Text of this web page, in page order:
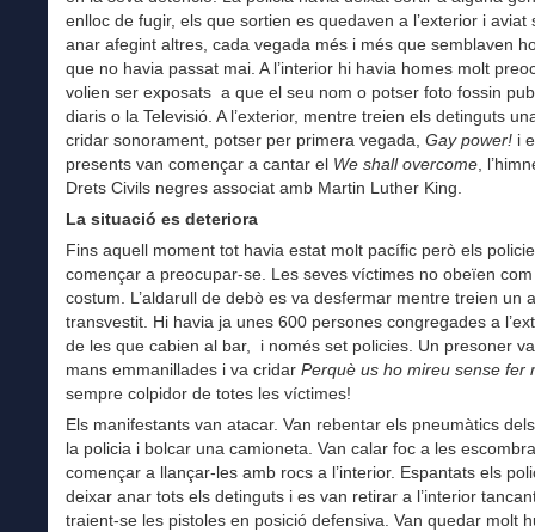
enlloc de fugir, els que sortien es quedaven a l’exterior i aviat
anar afegint altres, cada vegada més i més que semblaven
que no havia passat mai. A l’interior hi havia homes molt
volien ser exposats a que el seu nom o potser foto fossin
diaris o la Televisió. A l’exterior, mentre treien els detinguts
cridar sonorament, potser per primera vegada, Gay power! i
presents van començar a cantar el We shall overcome ,
Drets Civils negres associat amb Martin Luther King.
La situació es deteriora
Fins aquell moment tot havia estat molt pacífic però els
començar a preocupar-se. Les seves víctimes no obeïen
costum. L’aldarull de debò es va desfermar mentre treien un
transvestit. Hi havia ja unes 600 persones congregades a
de les que cabien al bar, i només set policies. Un presoner
mans emmanillades i va cridar Perquè us ho mireu sense fer
sempre colpidor de totes les víctimes!
Els manifestants van atacar. Van rebentar els pneumàtics
la policia i bolcar una camioneta. Van calar foc a les
començar a llançar-les amb rocs a l’interior. Espantats els
deixar anar tots els detinguts i es van retirar a l’interior
traient-se les pistoles en posició defensiva. Van quedar molt